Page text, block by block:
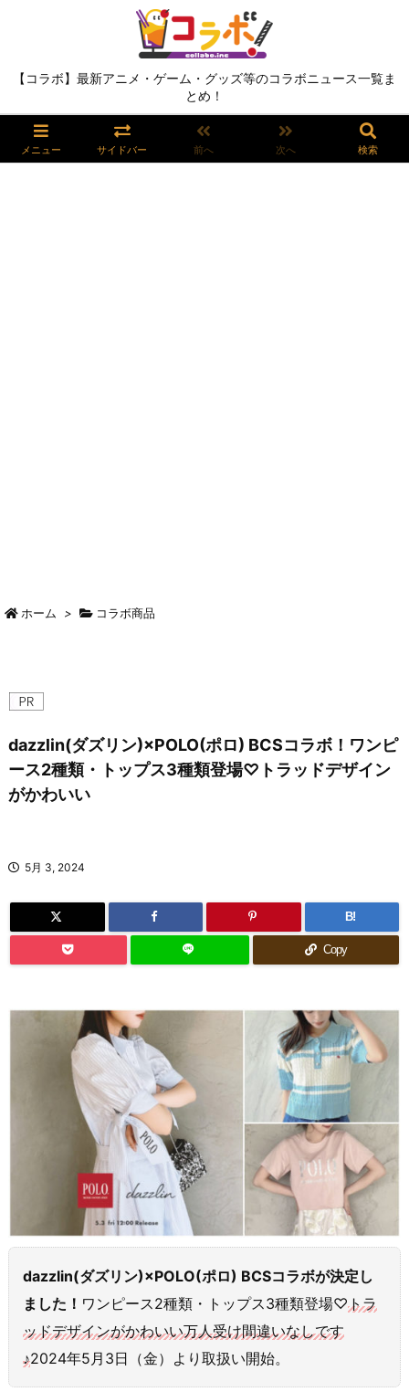
【コラボ】最新アニメ・ゲーム・グッズ等のコラボニュース一覧ま
とめ！
メニュー サイドバー 前へ 次へ 検索
ホーム > コラボ商品
dazzlin(ダズリン)×POLO(ポロ) BCSコラボ！ワンピ
ース2種類・トップス3種類登場♡トラッドデザイン
がかわいい
5月 3, 2024
B!
Copy
dazzlin(ダズリン)×POLO(ポロ) BCSコラボが決定し
ました！ ワンピース2種類・トップス3種類登場♡トラ
ッドデザインがかわいい万人受け間違いなしです
♪2024年5月3日（金）より取扱い開始。